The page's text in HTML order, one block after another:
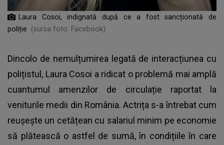
Laura Cosoi, indignată după ce a fost sancționată de
poliție
(sursa foto: Facebook)
Dincolo de nemulțumirea legată de interacțiunea cu
polițistul, Laura Cosoi a ridicat o problemă mai amplă
cuantumul amenzilor de circulație raportat la
veniturile medii din România. Actrița s-a întrebat cum
reușește un cetățean cu salariul minim pe economie
să plătească o astfel de sumă, în condițiile în care